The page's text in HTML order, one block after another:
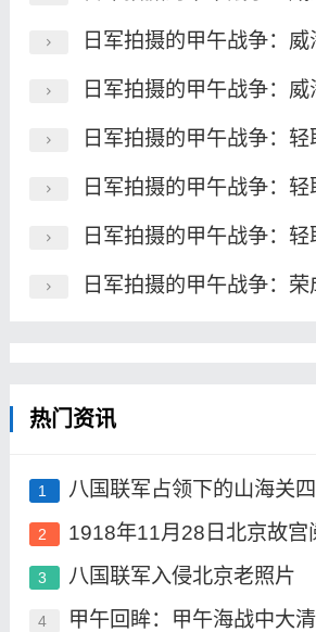
日军拍摄的甲午战争：威
日军拍摄的甲午战争：威
日军拍摄的甲午战争：轻
日军拍摄的甲午战争：轻
日军拍摄的甲午战争：轻
日军拍摄的甲午战争：
热门资讯
1 八国联军占领下的山海关
2 1918年11月28日北京故宫
3 八国联军入侵北京老照片
4 甲午回眸：甲午海战中大